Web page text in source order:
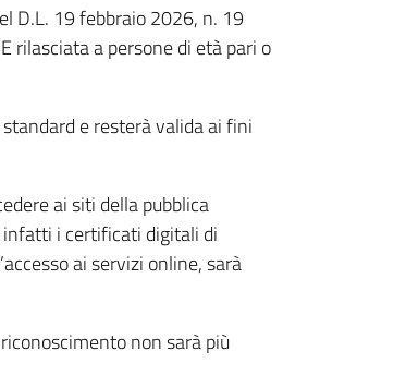
D.L. 19 febbraio 2026, n. 19
rilasciata a persone di età pari o
e resterà valida ai fini
ai siti della pubblica
infatti i certificati digitali di
ai servizi online, sarà
non sarà più